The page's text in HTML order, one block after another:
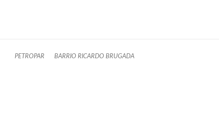
PETROPAR BARRIO RICARDO BRUGADA